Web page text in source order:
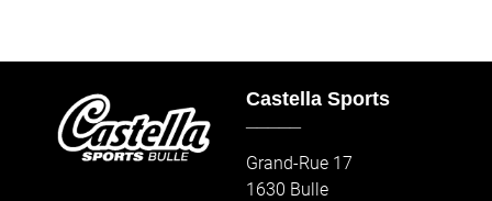
Castella Sports
Grand-Rue 17
1630 Bulle